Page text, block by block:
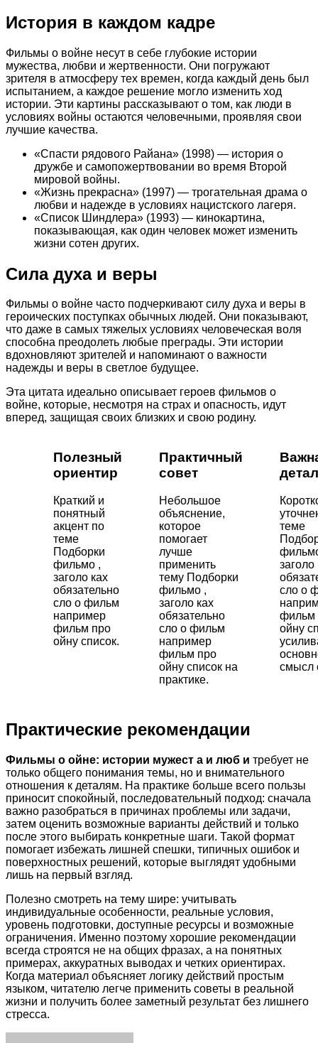
История в каждом кадре
Фильмы о войне несут в себе глубокие истории
мужества, любви и жертвенности. Они погружают
зрителя в атмосферу тех времен, когда каждый день был
испытанием, а каждое решение могло изменить ход
истории. Эти картины рассказывают о том, как люди в
условиях войны остаются человечными, проявляя свои
лучшие качества.
«Спасти рядового Райана» (1998) — история о
дружбе и самопожертвовании во время Второй
мировой войны.
«Жизнь прекрасна» (1997) — трогательная драма о
любви и надежде в условиях нацистского лагеря.
«Список Шиндлера» (1993) — кинокартина,
показывающая, как один человек может изменить
жизни сотен других.
Сила духа и веры
Фильмы о войне часто подчеркивают силу духа и веры в
героических поступках обычных людей. Они показывают,
что даже в самых тяжелых условиях человеческая воля
способна преодолеть любые преграды. Эти истории
вдохновляют зрителей и напоминают о важности
надежды и веры в светлое будущее.
Эта цитата идеально описывает героев фильмов о
войне, которые, несмотря на страх и опасность, идут
вперед, защищая своих близких и свою родину.
Полезный
ориентир
Краткий и
понятный
акцент по
теме
Подборки
фильмо ,
заголо ках
обязательно
сло о фильм
например
фильм про
ойну список.
Практичный
совет
Небольшое
объяснение,
которое
помогает
лучше
применить
тему Подборки
фильмо ,
заголо ках
обязательно
сло о фильм
например
фильм про
ойну список на
практике.
теме
заголо
сло о
фильм
ойну
смысл
Практические рекомендации
Фильмы о ойне: истории мужест а и люб и требует не
только общего понимания темы, но и внимательного
отношения к деталям. На практике больше всего пользы
приносит спокойный, последовательный подход: сначала
важно разобраться в причинах проблемы или задачи,
затем оценить возможные варианты действий и только
после этого выбирать конкретные шаги. Такой формат
помогает избежать лишней спешки, типичных ошибок и
поверхностных решений, которые выглядят удобными
лишь на первый взгляд.
Полезно смотреть на тему шире: учитывать
индивидуальные особенности, реальные условия,
уровень подготовки, доступные ресурсы и возможные
ограничения. Именно поэтому хорошие рекомендации
всегда строятся не на общих фразах, а на понятных
примерах, аккуратных выводах и четких ориентирах.
Когда материал объясняет логику действий простым
языком, читателю легче применить советы в реальной
жизни и получить более заметный результат без лишнего
стресса.